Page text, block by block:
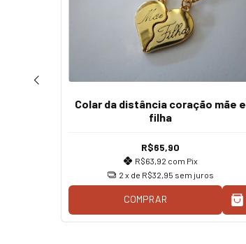
Colar da distância coração mãe e
filha
R$65,90
R$63,92 com Pix
2 x de R$32,95 sem juros
COMPRAR